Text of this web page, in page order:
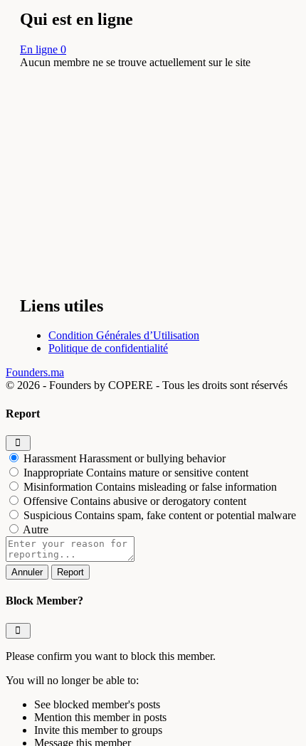
Qui est en ligne
En ligne 0
Aucun membre ne se trouve actuellement sur le site
Liens utiles
Condition Générales d’Utilisation
Politique de confidentialité
Founders.ma
© 2026 - Founders by COPERE - Tous les droits sont réservés
Report
Harassment Harassment or bullying behavior
Inappropriate Contains mature or sensitive content
Misinformation Contains misleading or false information
Offensive Contains abusive or derogatory content
Suspicious Contains spam, fake content or potential malware
Autre
Report
Block Member?
Please confirm you want to block this member.
You will no longer be able to:
See blocked member's posts
Mention this member in posts
Invite this member to groups
Message this member